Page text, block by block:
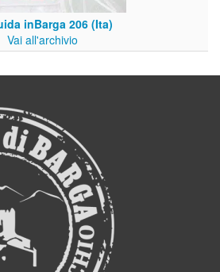
inBarga 206 (Ita)
Vai all'archivio